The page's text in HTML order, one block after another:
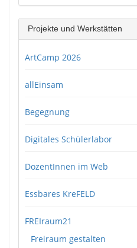
Projekte und Werkstätten
ArtCamp 2026
allEinsam
Begegnung
Digitales Schülerlabor
DozentInnen im Web
Essbares KreFELD
FREIraum21
Freiraum gestalten